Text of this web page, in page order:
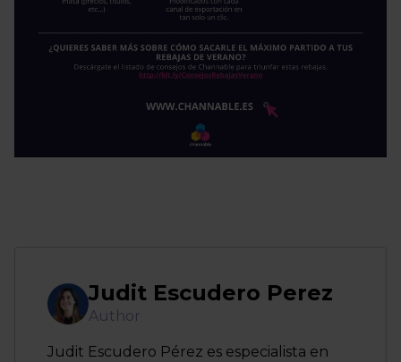
Judit Escudero Perez
Author
Judit Escudero Pérez es especialista en